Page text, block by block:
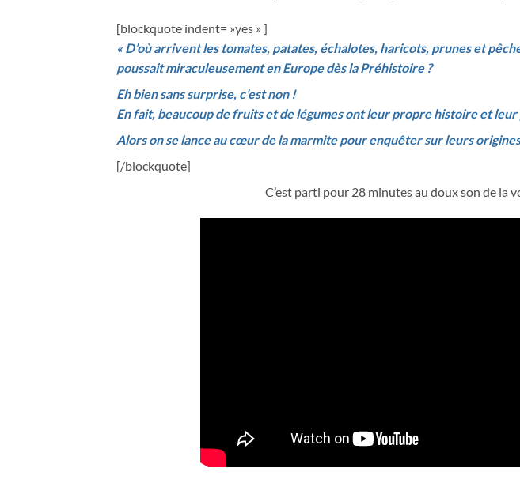
[blockquote indent= »yes » ]
« D’où arrivent les tomates, patates, échalotes, haricots, prunes et
poussait miraculeusement en Europe dès la Préhistoire ?
Eh bien sans surprise, c’est non !
En fait, beaucoup de fruits et de légumes ont leur propre histoire et
Alors on se lance au cœur de la marmite pour enquêter sur leurs
[/blockquote]
C’est parti pour 28 minutes au doux son de la